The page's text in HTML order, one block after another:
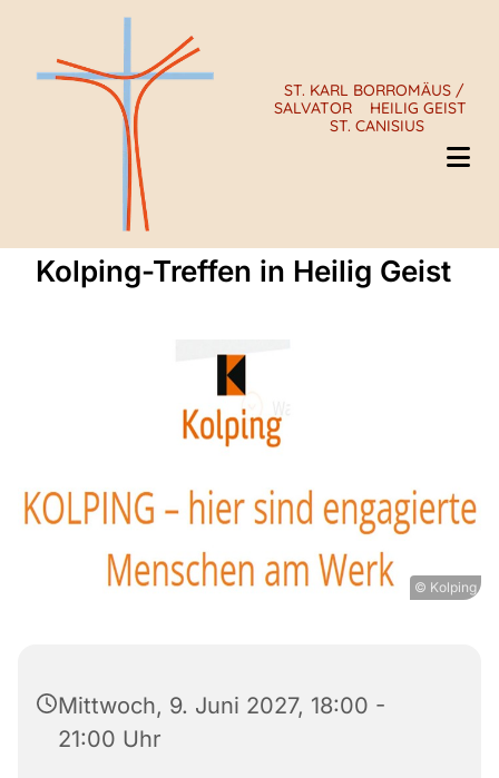
ST. KARL BORROMÄUS /
SALVATOR
HEILIG GEIST
ST. CANISIUS
Kolping-Treffen in Heilig Geist
© Kolping
Mittwoch, 9. Juni 2027, 18:00 -
21:00 Uhr